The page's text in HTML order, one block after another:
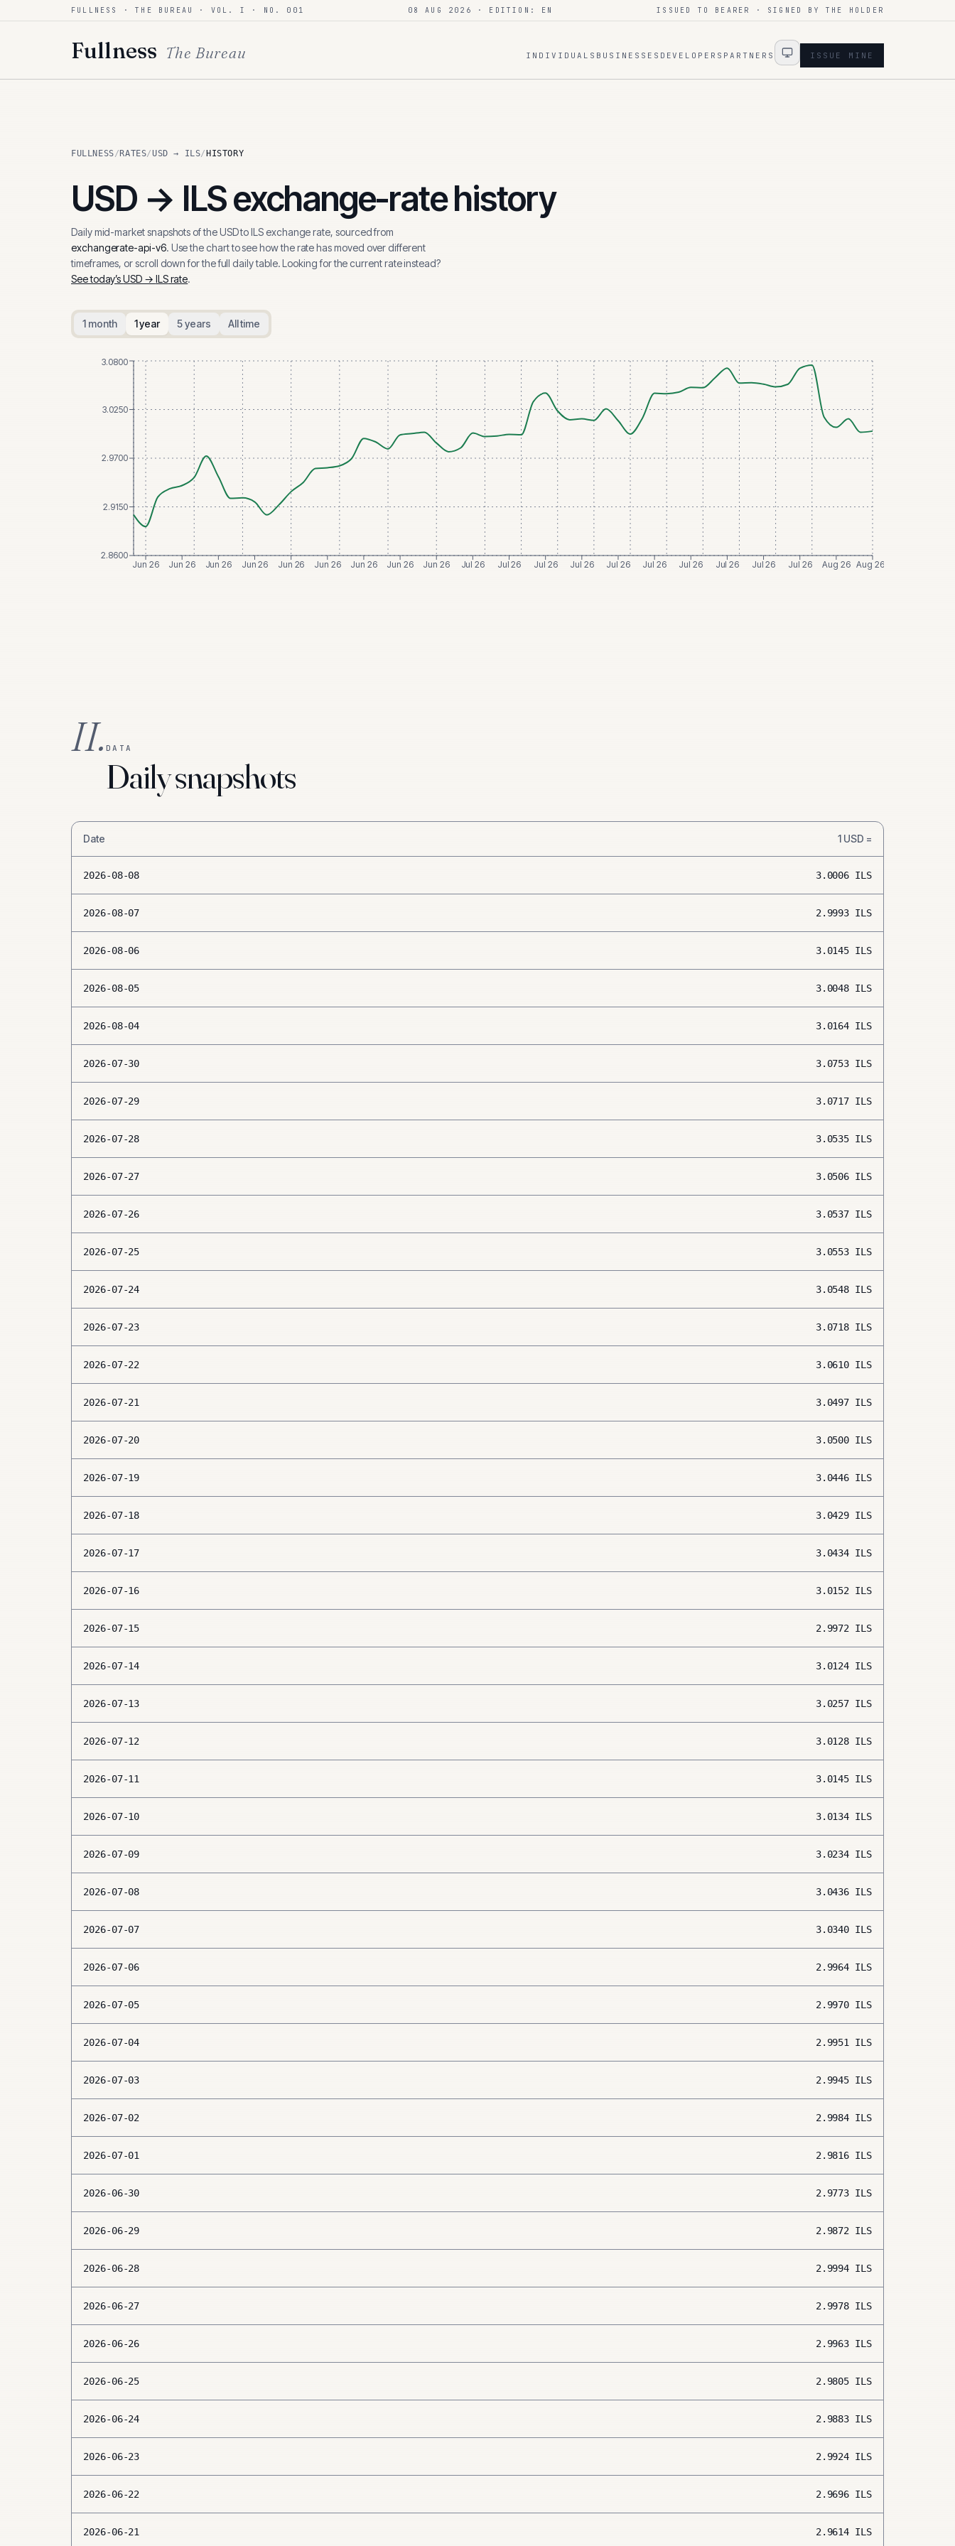
Skip to contentFULLNESS · THE BUREAU · VOL. I · NO. 001 08 AUG 2026 · EDITION: EN ISSUED TO BEARER · SIGNED BY THE HOLDER
Fullness The Bureau INDIVIDUALS BUSINESSES DEVELOPERS PARTNERS ISSUE MINE
FULLNESS/ RATES/USD → ILS/ HISTORY
USD → ILSexchange-rate history
Daily mid-market snapshots of theUSDtoILS exchange rate, sourced from
exchangerate-api-v6. Use the chart to see how the rate has moved over different
timeframes, or scroll down for the full daily table. Looking for the current rate instead?
See today’sUSD→ ILSrate.
1 month 1 year 5 years All time
Jun 26 Jun 26 Jun 26 Jun 26 Jun 26 Jun 26 Jun 26 Jun 26 Jun 26 Jul 26 Jul 26 Jul 26 Jul 26 Jul 26 Jul 26 Jul 26 Jul 26 Jul 26 Jul 26 Aug 26 Aug 26
2.8600
2.9150
2.9700
3.0250
3.0800
II. DATA
Daily snapshots
Date 1 USD =
2026-08-08 3.0006 ILS
2026-08-07 2.9993 ILS
2026-08-06 3.0145 ILS
2026-08-05 3.0048 ILS
2026-08-04 3.0164 ILS
2026-07-30 3.0753 ILS
2026-07-29 3.0717 ILS
2026-07-28 3.0535 ILS
2026-07-27 3.0506 ILS
2026-07-26 3.0537 ILS
2026-07-25 3.0553 ILS
2026-07-24 3.0548 ILS
2026-07-23 3.0718 ILS
2026-07-22 3.0610 ILS
2026-07-21 3.0497 ILS
2026-07-20 3.0500 ILS
2026-07-19 3.0446 ILS
2026-07-18 3.0429 ILS
2026-07-17 3.0434 ILS
2026-07-16 3.0152 ILS
2026-07-15 2.9972 ILS
2026-07-14 3.0124 ILS
2026-07-13 3.0257 ILS
2026-07-12 3.0128 ILS
2026-07-11 3.0145 ILS
2026-07-10 3.0134 ILS
2026-07-09 3.0234 ILS
2026-07-08 3.0436 ILS
2026-07-07 3.0340 ILS
2026-07-06 2.9964 ILS
2026-07-05 2.9970 ILS
2026-07-04 2.9951 ILS
2026-07-03 2.9945 ILS
2026-07-02 2.9984 ILS
2026-07-01 2.9816 ILS
2026-06-30 2.9773 ILS
2026-06-29 2.9872 ILS
2026-06-28 2.9994 ILS
2026-06-27 2.9978 ILS
2026-06-26 2.9963 ILS
2026-06-25 2.9805 ILS
2026-06-24 2.9883 ILS
2026-06-23 2.9924 ILS
2026-06-22 2.9696 ILS
2026-06-21 2.9614 ILS